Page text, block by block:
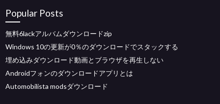
Popular Posts
無料6lackアルバムダウンロードzip
Windows 10の更新が0％のダウンロードでスタックする
埋め込みダウンロード動画とブラウザを再生しない
Androidフォンのダウンロードアプリとは
Automobilista modsダウンロード